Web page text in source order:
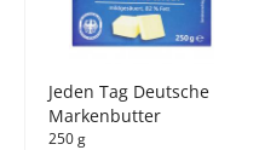
Jeden Tag Deutsche
Markenbutter
250 g